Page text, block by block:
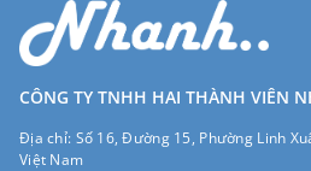
CÔNG TY TNHH HAI THÀNH VIÊN
Địa chỉ: Số 16, Đường 15, Phường Linh
Việt Nam